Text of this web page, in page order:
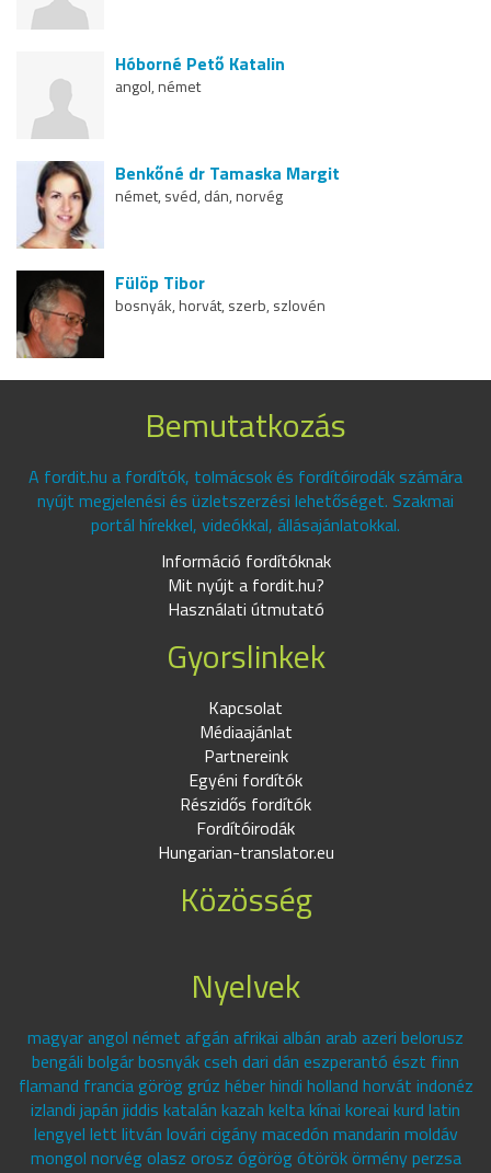
Hóborné Pető Katalin
angol, német
Benkőné dr Tamaska Margit
német, svéd, dán, norvég
Fülöp Tibor
bosnyák, horvát, szerb, szlovén
Bemutatkozás
A fordit.hu a fordítók, tolmácsok és fordítóirodák számára
nyújt megjelenési és üzletszerzési lehetőséget. Szakmai
portál hírekkel, videókkal, állásajánlatokkal.
Információ fordítóknak
Mit nyújt a fordit.hu?
Használati útmutató
Gyorslinkek
Kapcsolat
Médiaajánlat
Partnereink
Egyéni fordítók
Részidős fordítók
Fordítóirodák
Hungarian-translator.eu
Közösség
Nyelvek
magyar angol német afgán afrikai albán arab azeri belorusz
bengáli bolgár bosnyák cseh dari dán eszperantó észt finn
flamand francia görög grúz héber hindi holland horvát indonéz
izlandi japán jiddis katalán kazah kelta kínai koreai kurd latin
lengyel lett litván lovári cigány macedón mandarin moldáv
mongol norvég olasz orosz ógörög ótörök örmény perzsa